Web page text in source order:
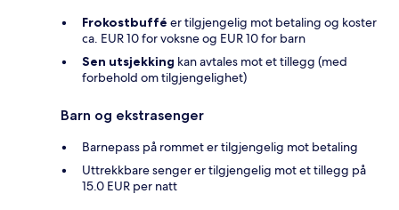
Frokostbuffé er tilgjengelig mot betaling og koster
ca. EUR 10 for voksne og EUR 10 for barn
Sen utsjekking kan avtales mot et tillegg (med
forbehold om tilgjengelighet)
Barn og ekstrasenger
Barnepass på rommet er tilgjengelig mot betaling
Uttrekkbare senger er tilgjengelig mot et tillegg på
15.0 EUR per natt